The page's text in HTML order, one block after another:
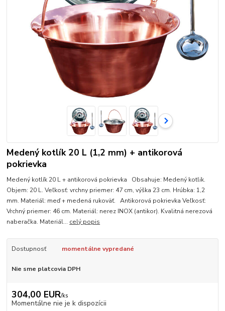
Medený kotlík 20 L (1,2 mm) + antikorová
pokrievka
Medený kotlík 20 L + antikorová pokrievka Obsahuje: Medený kotlik.
Objem: 20 L. Veľkosť: vrchny priemer: 47 cm, výška 23 cm. Hrúbka: 1,2
mm. Materiál: meď + medená rukoväť. Antikorová pokrievka Veľkosť:
Vrchný priemer: 46 cm. Materiál: nerez INOX (antikor). Kvalitná nerezová
naberačka. Materiál... celý popis
Dostupnosť momentálne vypredané
Nie sme platcovia DPH
304,00 EUR/ks
Momentálne nie je k dispozícii